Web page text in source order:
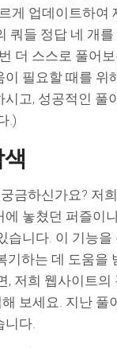
게 업데이트하여
쿼들 정답 네 개를
더 스스로 풀어
필요할 때를 위
고, 성공적인 풀
.)
금하신가요? 저
놓쳤던 퍼즐이
습니다. 이 기능을
기하는 데 도움을
, 저희 웹사이트의
보세요. 지난 풀
니다.